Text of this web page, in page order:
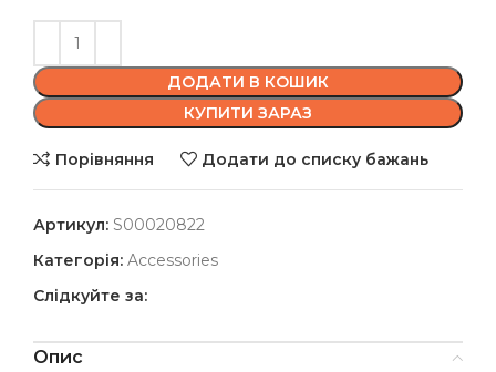
ДОДАТИ В КОШИК
КУПИТИ ЗАРАЗ
Порівняння Додати до списку бажань
Артикул: S00020822
Категорія: Accessories
Слідкуйте за:
Опис